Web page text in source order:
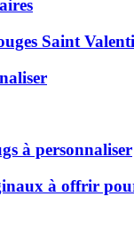
Saint
à personnaliser
à offrir